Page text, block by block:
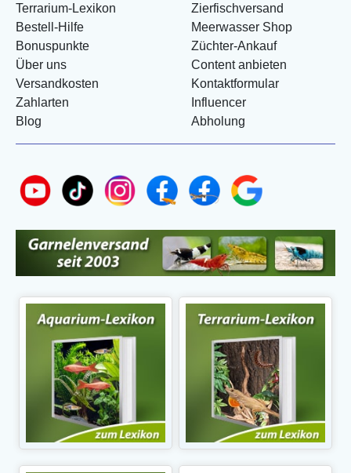
Terrarium-Lexikon
Bestell-Hilfe
Bonuspunkte
Über uns
Versandkosten
Zahlarten
Blog
Zierfischversand
Meerwasser Shop
Züchter-Ankauf
Content anbieten
Kontaktformular
Influencer
Abholung